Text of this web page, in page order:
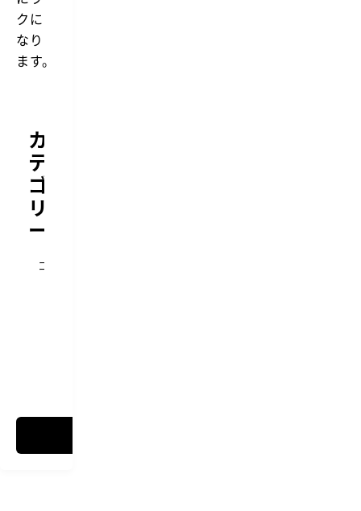
クに
なり
ます。
カ
テ
ゴ
リ
ー
コーディング